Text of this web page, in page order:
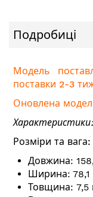
Подробиці
Модель
поставки 2-3
Оновлена
Характеристики:
Розміри та вага:
Довжина:
Ширина:
Товщина: 7,5